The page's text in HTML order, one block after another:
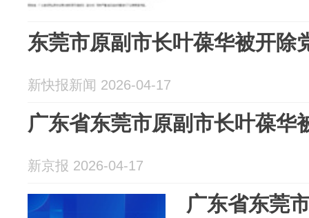
东莞市原副市长叶葆华被开除
新快报新闻 2026-04-17
广东省东莞市原副市长叶葆华
新京报 2026-04-17
广东省东莞